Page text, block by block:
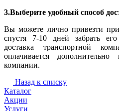
3.Выберите удобный способ
Вы можете лично привезти
спустя 7-10 дней забрать
доставка транспортной
оплачивается
компании.
Назад к списку
Каталог
Акции
Услуги